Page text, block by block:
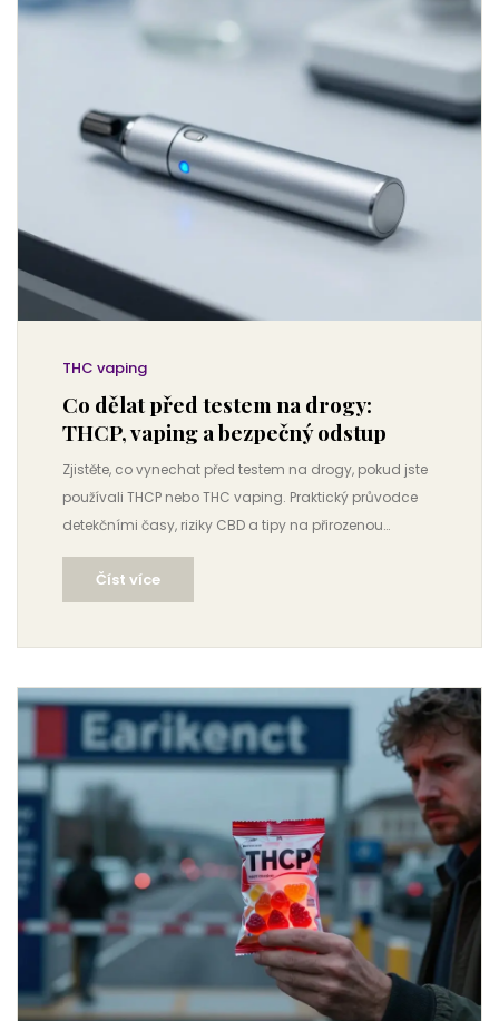
THC vaping
Co dělat před testem na drogy:
THCP, vaping a bezpečný odstup
Zjistěte, co vynechat před testem na drogy, pokud jste
používali THCP nebo THC vaping. Praktický průvodce
detekčními časy, riziky CBD a tipy na přirozenou
detoxikaci.
Číst více